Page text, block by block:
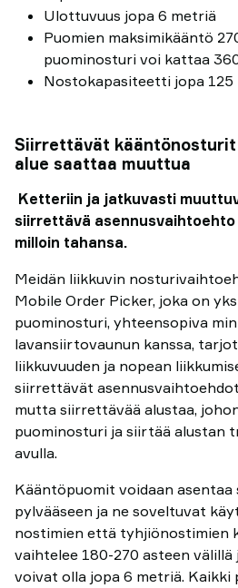
Ulottuvuus jopa 6 metriä
Puomien maksimikääntö
puominosturi voi kattaa
Nostokapasiteetti jopa 125
Siirrettävät
alue saattaa muuttua
Ketteriin ja jatkuvasti
siirrettävä
milloin tahansa.
Meidän liikkuvin
Mobile Order Picker, joka on
puominosturi, yhteensopiva
lavansiirtovaunun kanssa,
liikkuvuuden ja nopean
siirrettävät
mutta siirrettävää alustaa,
puominosturi ja siirtää alustan
avulla.
Kääntöpuomit voidaan
pylvääseen ja ne soveltuvat
nostimien että tyhjiönostimien
vaihtelee 180-270 asteen
voivat olla jopa 6 metriä.